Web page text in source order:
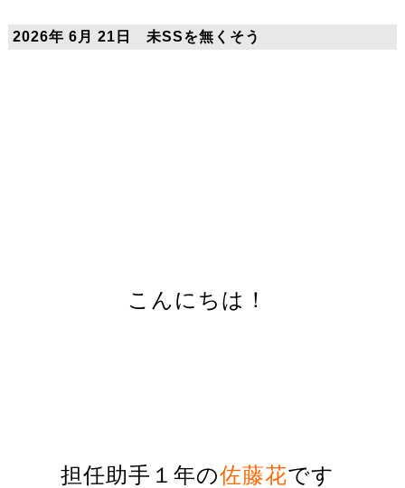
2026年 6月 21日 未SSを無くそう
こんにちは！
担任助手１年の佐藤花です